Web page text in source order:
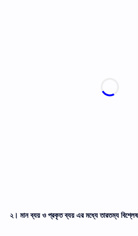
২। মান ব্যয় ও প্রকৃত ব্যয় এর মধ্যে তারতম্য